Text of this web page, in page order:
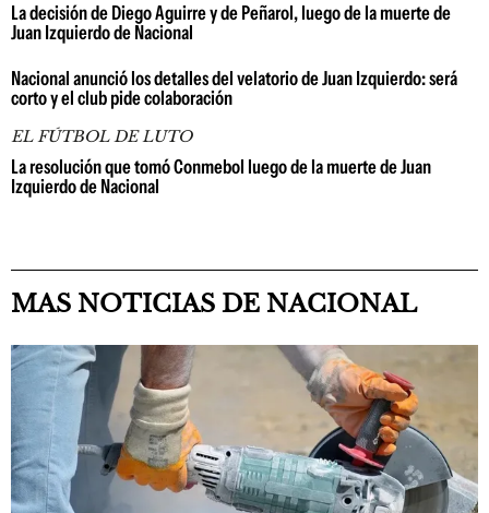
La decisión de Diego Aguirre y de Peñarol, luego de la muerte de
Juan Izquierdo de Nacional
Nacional anunció los detalles del velatorio de Juan Izquierdo: será
corto y el club pide colaboración
EL FÚTBOL DE LUTO
La resolución que tomó Conmebol luego de la muerte de Juan
Izquierdo de Nacional
MAS NOTICIAS DE NACIONAL